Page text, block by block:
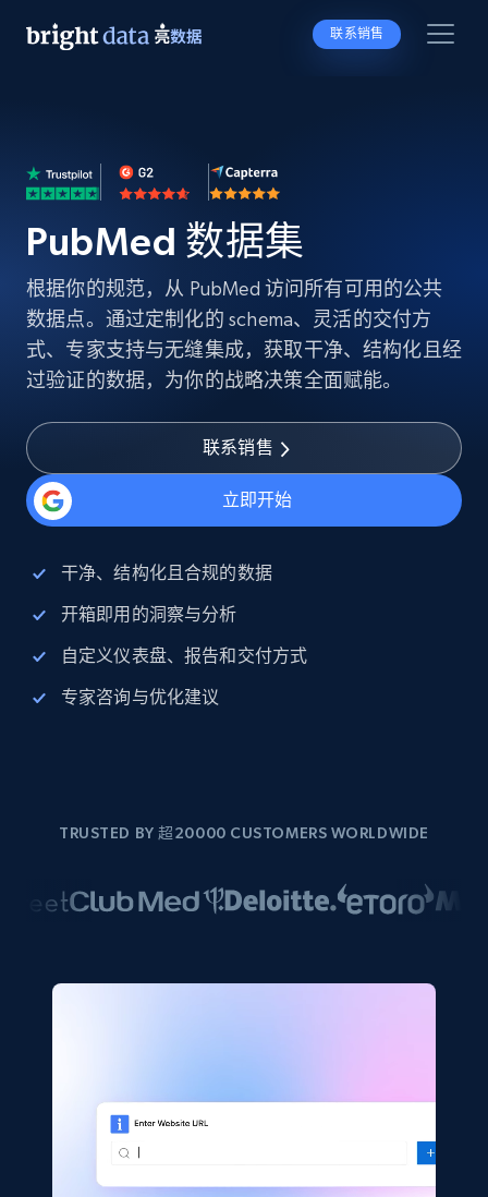
联系销售
PubMed 数据集
根据你的规范，从 PubMed 访问所有可用的公共
数据点。通过定制化的 schema、灵活的交付方
式、专家支持与无缝集成，获取干净、结构化且经
过验证的数据，为你的战略决策全面赋能。
联系销售
立即开始
干净、结构化且合规的数据
开箱即用的洞察与分析
自定义仪表盘、报告和交付方式
专家咨询与优化建议
TRUSTED BY 超20000 CUSTOMERS WORLDWIDE